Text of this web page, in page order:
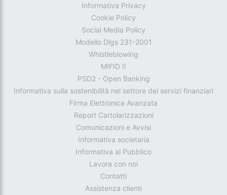
Informativa Privacy
Cookie Policy
Social Media Policy
Modello Dlgs 231-2001
Whistleblowing
MIFID II
PSD2 - Open Banking
Informativa sulla sostenibilità nel settore dei servizi finanziari
Firma Elettronica Avanzata
Report Cartolarizzazioni
Comunicazioni e Avvisi
Informativa societaria
Informativa al Pubblico
Lavora con noi
Contatti
Assistenza clienti